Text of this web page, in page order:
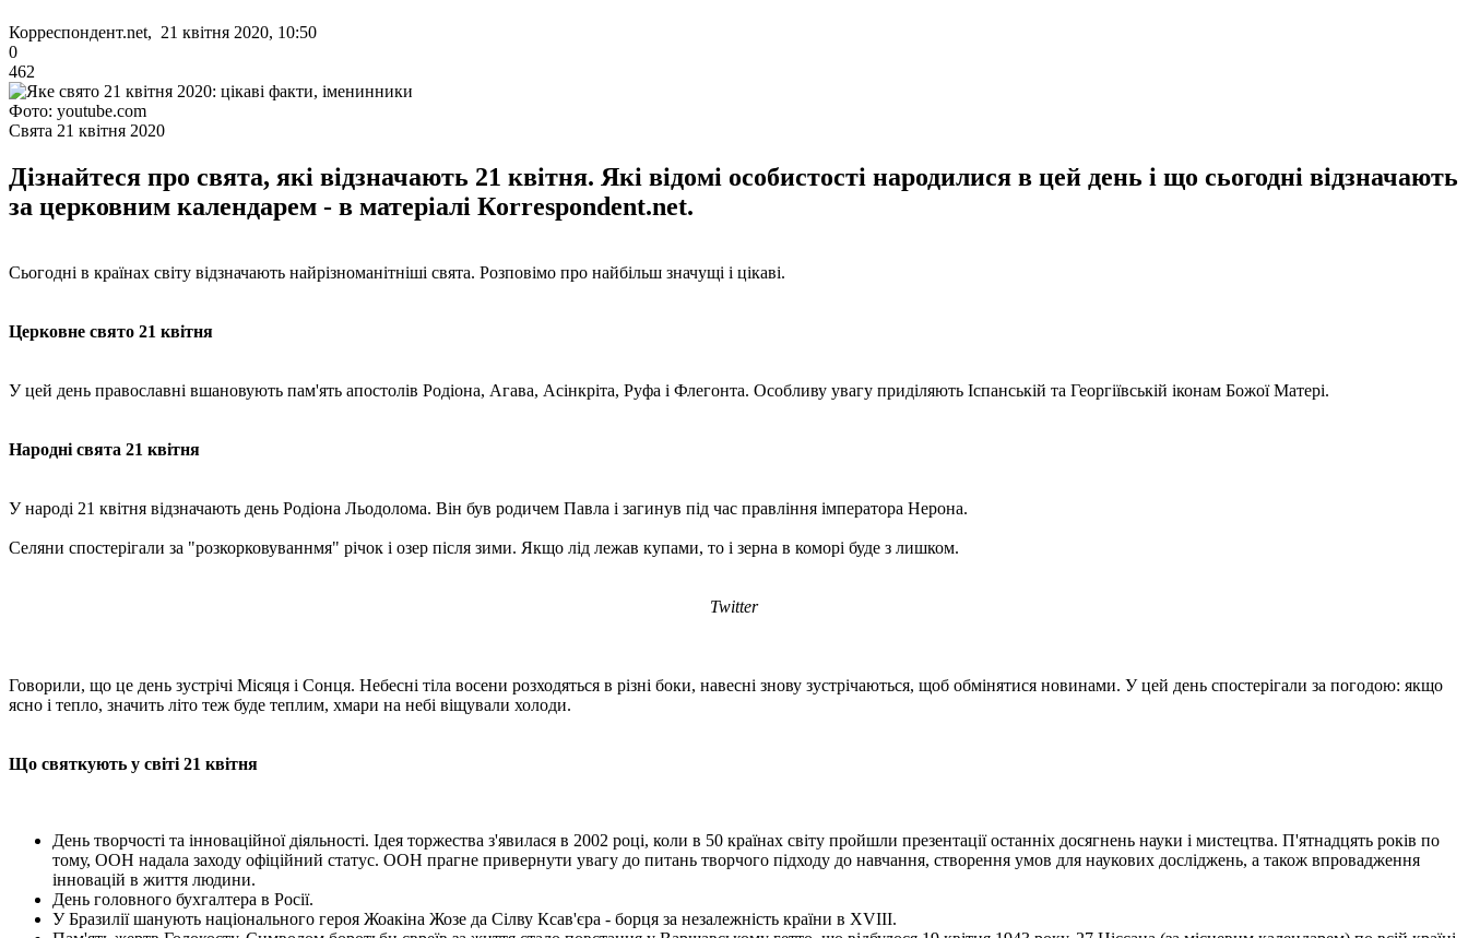
Корреспондент.net, 21 квітня 2020, 10:50
0
462
Фото: youtube.com
Свята 21 квітня 2020
Дізнайтеся про свята, які відзначають 21 квітня. Які відомі особистості народилися в цей день і що сьогодні відзначають
за церковним календарем - в матеріалі Кorrespondent.net.
Сьогодні в країнах світу відзначають найрізноманітніші свята. Розповімо про найбільш значущі і цікаві.
Церковне свято 21 квітня
У цей день православні вшановують пам'ять апостолів Родіона, Агава, Асінкріта, Руфа і Флегонта. Особливу увагу приділяють Іспанській та Георгіївській іконам Божої Матері.
Народні свята 21 квітня
У народі 21 квітня відзначають день Родіона Льодолома. Він був родичем Павла і загинув під час правління імператора Нерона.
Селяни спостерігали за "розкорковуваннмя" річок і озер після зими. Якщо лід лежав купами, то і зерна в коморі буде з лишком.
Twitter
Говорили, що це день зустрічі Місяця і Сонця. Небесні тіла восени розходяться в різні боки, навесні знову зустрічаються, щоб обмінятися новинами. У цей день спостерігали за погодою: якщо
ясно і тепло, значить літо теж буде теплим, хмари на небі віщували холоди.
Що святкують у світі 21 квітня
День творчості та інноваційної діяльності. Ідея торжества з'явилася в 2002 році, коли в 50 країнах світу пройшли презентації останніх досягнень науки і мистецтва. П'ятнадцять років по
тому, ООН надала заходу офіційний статус. ООН прагне привернути увагу до питань творчого підходу до навчання, створення умов для наукових досліджень, а також впровадження
інновацій в життя людини.
День головного бухгалтера в Росії.
У Бразилії шанують національного героя Жоакіна Жозе да Сілву Ксав'єра - борця за незалежність країни в XVIII.